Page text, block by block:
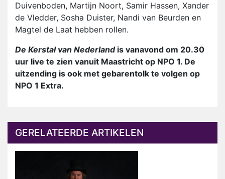
Duivenboden, Martijn Noort, Samir Hassen, Xander
de Vledder, Sosha Duister, Nandi van Beurden en
Magtel de Laat hebben rollen.
De Kerstal van Nederlandis vanavond om 20.30
uur live te zien vanuit Maastricht op NPO 1. De
uitzending is ook met gebarentolk te volgen op
NPO 1 Extra.
GERELATEERDE ARTIKELEN